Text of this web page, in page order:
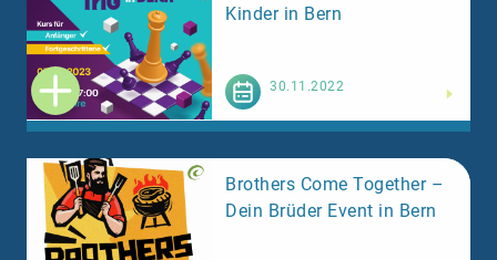
Kinder in Bern
30.11.2022
Brothers Come Together –
Dein Brüder Event in Bern